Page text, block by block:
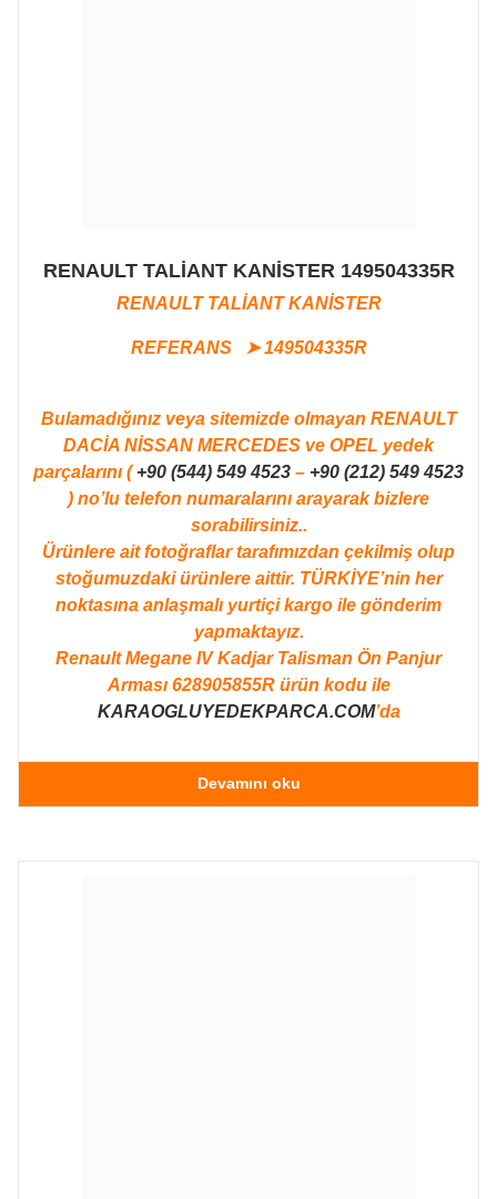
RENAULT TALİANT KANİSTER 149504335R
RENAULT TALİANT KANİSTER
REFERANS ➤ 149504335R
Bulamadığınız veya sitemizde olmayan RENAULT
DACİA NİSSAN MERCEDES ve OPEL yedek
parçalarını (+90 (544) 549 4523 – +90 (212) 549 4523
) no’lu telefon numaralarını arayarak bizlere
sorabilirsiniz..
Ürünlere ait fotoğraflar tarafımızdan çekilmiş olup
stoğumuzdaki ürünlere aittir. TÜRKİYE’nin her
noktasına anlaşmalı yurtiçi kargo ile gönderim
yapmaktayız.
Renault Megane IV Kadjar Talisman Ön Panjur
Arması 628905855R ürün kodu ile
KARAOGLUYEDEKPARCA.COM’da
Devamını oku